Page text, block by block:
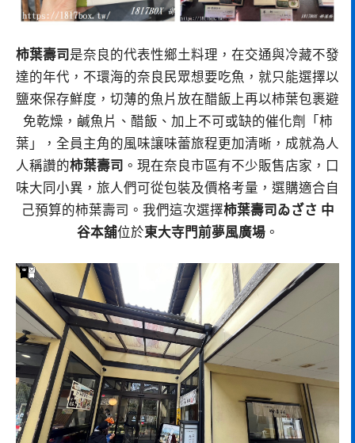
柿葉壽司 是奈良的代表性鄉土料理，在交通與冷藏不發
達的年代，不環海的奈良民眾想要吃魚，就只能選擇以
鹽來保存鮮度，切薄的魚片放在醋飯上再以柿葉包裹避
免乾燥，鹹魚片、醋飯、加上不可或缺的催化劑「柿
葉」，全員主角的風味讓味蕾旅程更加清晰，成就為人
人稱讚的柿葉壽司 。現在奈良市區有不少販售店家，口
味大同小異，旅人們可從包裝及價格考量，選購適合自
己預算的柿葉壽司。我們這次選擇柿葉壽司ゐざさ 中
谷本舖位於東大寺門前夢風廣場。